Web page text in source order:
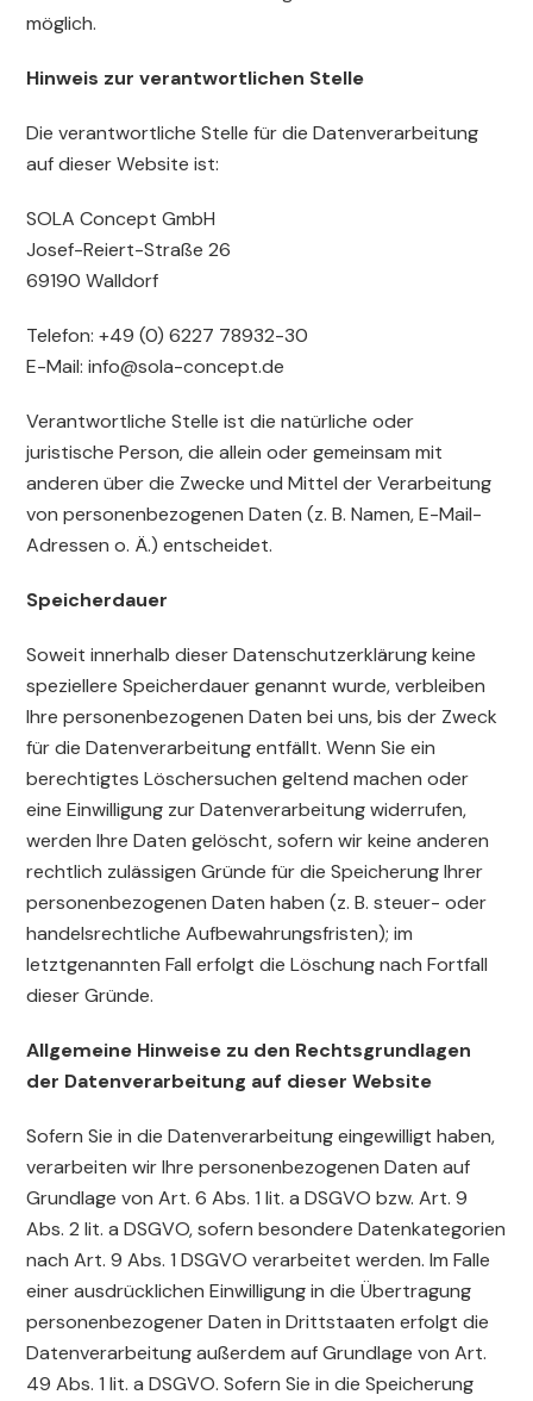
möglich.
Hinweis zur verantwortlichen Stelle
Die verantwortliche Stelle für die Datenverarbeitung
auf dieser Website ist:
SOLA Concept GmbH
Josef-Reiert-Straße 26
69190 Walldorf
Telefon: +49 (0) 6227 78932-30
E-Mail: info@sola-concept.de
Verantwortliche Stelle ist die natürliche oder
juristische Person, die allein oder gemeinsam mit
anderen über die Zwecke und Mittel der Verarbeitung
von personenbezogenen Daten (z. B. Namen, E-Mail-
Adressen o. Ä.) entscheidet.
Speicherdauer
Soweit innerhalb dieser Datenschutzerklärung keine
speziellere Speicherdauer genannt wurde, verbleiben
Ihre personenbezogenen Daten bei uns, bis der Zweck
für die Datenverarbeitung entfällt. Wenn Sie ein
berechtigtes Löschersuchen geltend machen oder
eine Einwilligung zur Datenverarbeitung widerrufen,
werden Ihre Daten gelöscht, sofern wir keine anderen
rechtlich zulässigen Gründe für die Speicherung Ihrer
personenbezogenen Daten haben (z. B. steuer- oder
handelsrechtliche Aufbewahrungsfristen); im
letztgenannten Fall erfolgt die Löschung nach Fortfall
dieser Gründe.
Allgemeine Hinweise zu den Rechtsgrundlagen
der Datenverarbeitung auf dieser Website
Sofern Sie in die Datenverarbeitung eingewilligt haben,
verarbeiten wir Ihre personenbezogenen Daten auf
Grundlage von Art. 6 Abs. 1 lit. a DSGVO bzw. Art. 9
Abs. 2 lit. a DSGVO, sofern besondere Datenkategorien
nach Art. 9 Abs. 1 DSGVO verarbeitet werden. Im Falle
einer ausdrücklichen Einwilligung in die Übertragung
personenbezogener Daten in Drittstaaten erfolgt die
Datenverarbeitung außerdem auf Grundlage von Art.
49 Abs. 1 lit. a DSGVO. Sofern Sie in die Speicherung